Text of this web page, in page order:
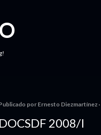
porErnesto Diezmartínez
DOCSDF 2008/I